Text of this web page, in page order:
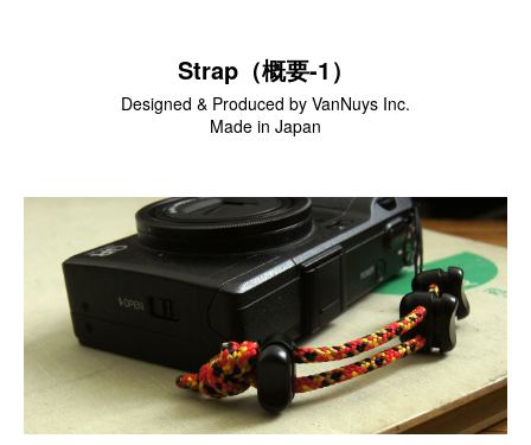
iPhone16 Pro Max／iPhone15 Pro Max／iPhone14 Pro Max
iPhone16 Pro／iPhone15 Pro／iPhone14 Pro／iPhone16／
iPhone15
Other
PC／タブレットケース
MacBook
デジカメケース
Strap（概要-1）
Designed & Produced by VanNuys Inc.
Made in Japan